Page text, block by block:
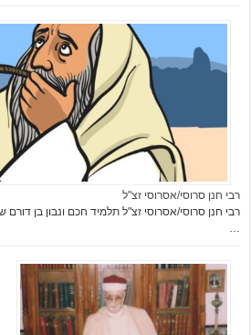
רבי חנן סרוסי/אסרוסי זצ"ל
רבי חנן סרוסי/אסרוסי זצ"ל תלמיד חכם ונבון בן